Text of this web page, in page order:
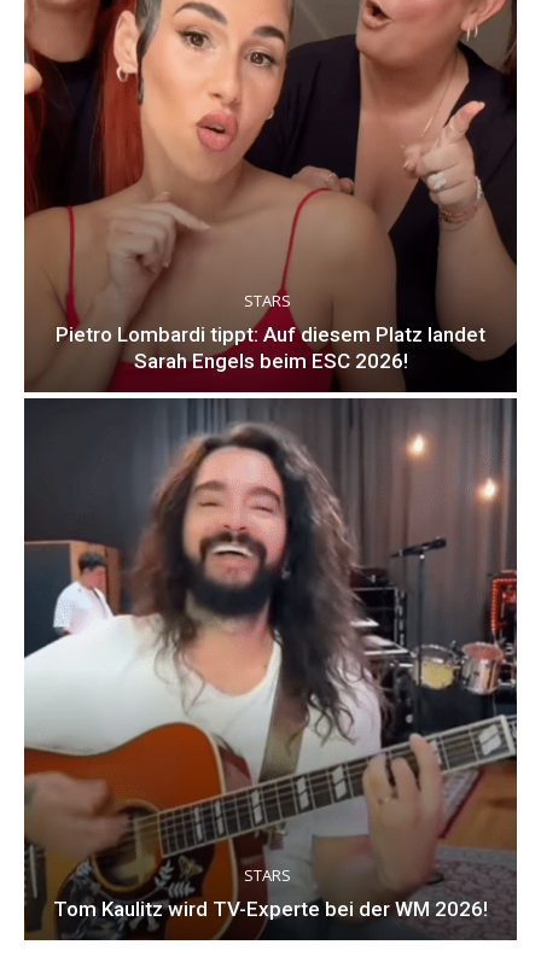
STARS
Pietro Lombardi tippt: Auf diesem Platz landet
Sarah Engels beim ESC 2026!
STARS
Tom Kaulitz wird TV-Experte bei der WM 2026!